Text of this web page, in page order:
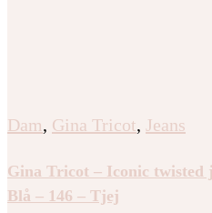
Dam, Gina Tricot, Jeans
Gina Tricot – Iconic twisted
Blå – 146 – Tjej